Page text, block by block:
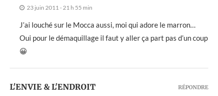
23 juin 2011 - 21 h 55 min
J’ai louché sur le Mocca aussi, moi qui adore le marron…
Oui pour le démaquillage il faut y aller ça part pas d’un coup
😀
L'ENVIE & L'ENDROIT RÉPONDRE